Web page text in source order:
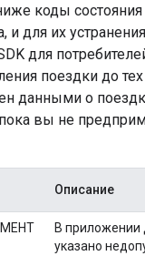
коды
и для их
для
поездки до
данными о
пока вы не
Описание
В приложении
указано